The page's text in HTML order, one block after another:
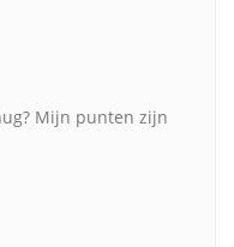
Mijn punten zijn